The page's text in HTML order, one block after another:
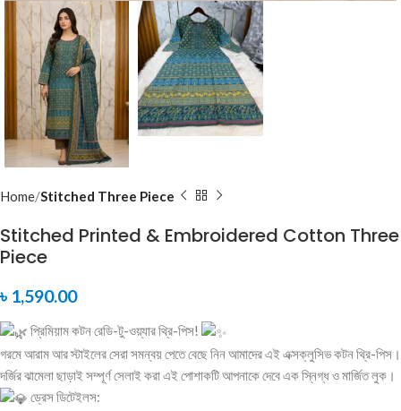
Home Stitched Three Piece
Stitched Printed & Embroidered Cotton Three
Piece
৳ 1,590.00
প্রিমিয়াম কটন রেডি-টু-ওয়্যার থ্রি-পিস!
গরমে আরাম আর স্টাইলের সেরা সমন্বয় পেতে বেছে নিন আমাদের এই এক্সক্লুসিভ কটন থ্রি-পিস।
দর্জির ঝামেলা ছাড়াই সম্পূর্ণ সেলাই করা এই পোশাকটি আপনাকে দেবে এক স্নিগ্ধ ও মার্জিত লুক।
ড্রেস ডিটেইলস: